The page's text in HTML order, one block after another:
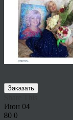
Заказать
Июн 04
80 0